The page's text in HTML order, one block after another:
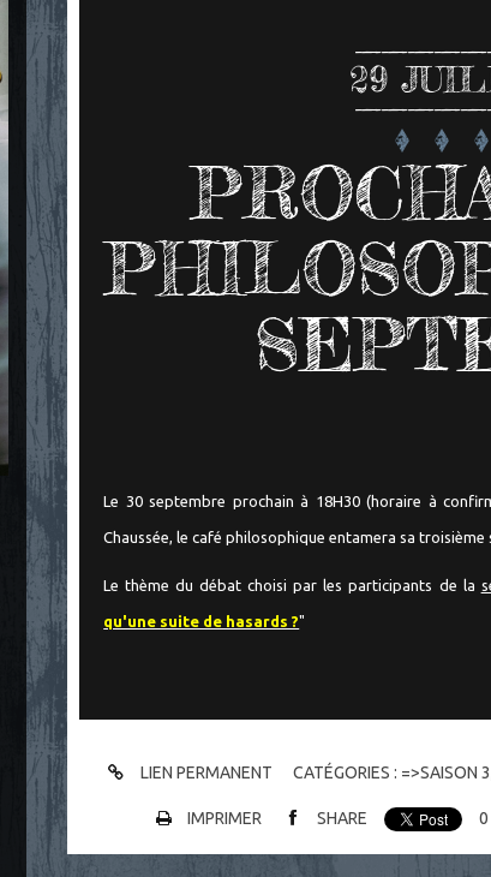
29
Le 30 septembre prochain à 18H30 (horaire à
Chaussée, le café philosophique entamera sa troisième
Le thème du débat choisi par les participants de la
qu'une suite de hasards ?"
LIEN PERMANENT CATÉGORIES : =>SAISON 3
IMPRIMER SHARE 0